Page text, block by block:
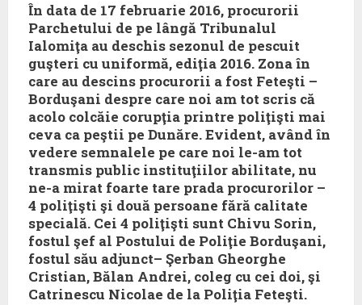
În data de 17 februarie 2016, procurorii
Parchetului de pe lângă Tribunalul
Ialomiţa au deschis sezonul de pescuit
guşteri cu uniformă, ediţia 2016. Zona în
care au descins procurorii a fost Feteşti –
Borduşani despre care noi am tot scris că
acolo colcăie corupţia printre poliţişti mai
ceva ca peştii pe Dunăre. Evident, având în
vedere semnalele pe care noi le-am tot
transmis public instituţiilor abilitate, nu
ne-a mirat foarte tare prada procurorilor –
4 poliţişti şi două persoane fără calitate
specială. Cei 4 poliţişti sunt Chivu Sorin,
fostul şef al Postului de Poliţie Borduşani,
fostul său adjunct– Şerban Gheorghe
Cristian, Bălan Andrei, coleg cu cei doi, şi
Catrinescu Nicolae de la Poliţia Feteşti.